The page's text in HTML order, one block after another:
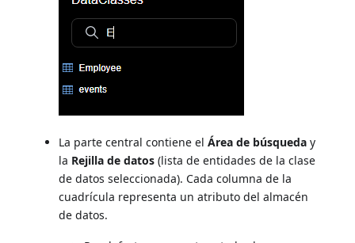
La parte central contiene elÁrea de búsqueda y
la Rejilla de datos (lista de entidades de la clase
de datos seleccionada). Cada columna de la
cuadrícula representa un atributo del almacén
de datos.